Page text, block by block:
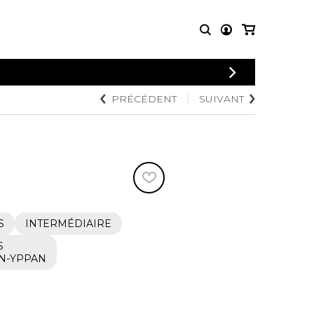
CONNEXION
PARTITIONS
POUR
Quatuor de saxophones
AUTRES
PRODUITS
Disques compacts et
DVDs
PRÉCÉDENT SUIVANT
INTERMÉDIAIRE
YPPAN